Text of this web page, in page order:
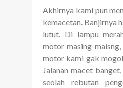
Akhirnya kami pun
kemacetan. Banjirnya
lutut. Di lampu
motor masing-maisng,
motor kami gak
Jalanan macet
seolah rebutan